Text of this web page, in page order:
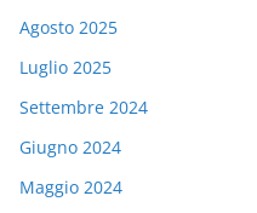
Agosto 2025
Luglio 2025
Settembre 2024
Giugno 2024
Maggio 2024